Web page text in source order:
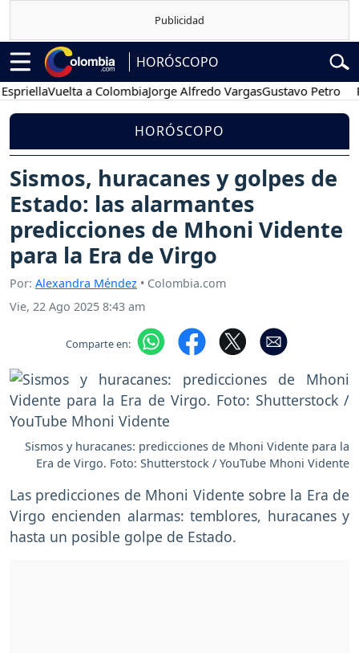
HORÓSCOPO
Vuelta a ColombiaJorge Alfredo VargasGustavo Petro
HORÓSCOPO
Sismos, huracanes y golpes de
Estado: las alarmantes
predicciones de Mhoni Vidente
para la Era de Virgo
Por: Alexandra Méndez • Colombia.com
Vie, 22 Ago 2025 8:43 am
Comparte en:
Sismos y huracanes: predicciones de Mhoni Vidente para la
Era de Virgo. Foto: Shutterstock / YouTube Mhoni Vidente
Las predicciones de Mhoni Vidente sobre la Era de
Virgo encienden alarmas: temblores, huracanes y
hasta un posible golpe de Estado.